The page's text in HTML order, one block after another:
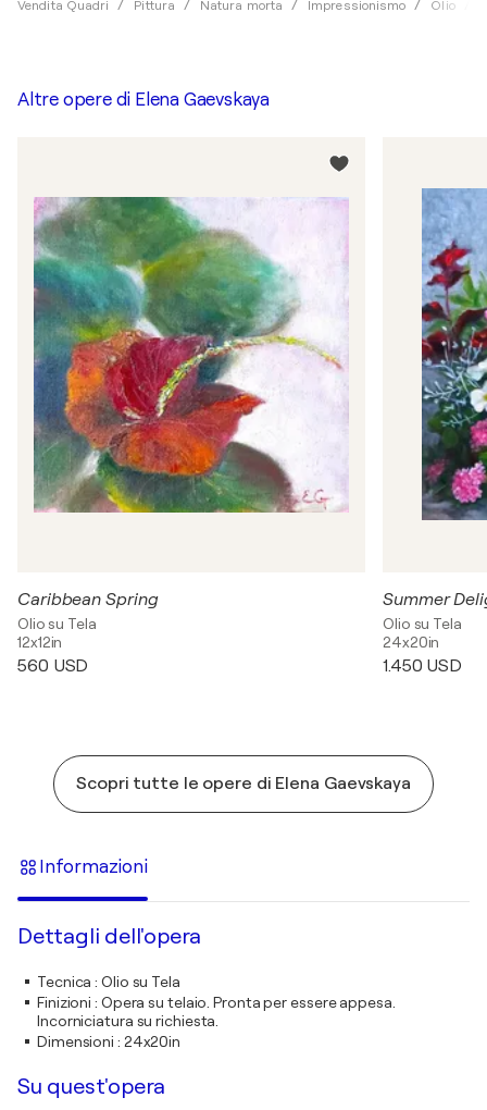
Vendita Quadri Pittura Natura morta Impressionismo Olio
Altre opere di Elena Gaevskaya
Caribbean Spring
Olio su Tela
12x12in
560 USD
Summer
Olio su Tela
24x20in
1.450 USD
Scopri tutte le opere di Elena Gaevskaya
Informazioni
Dettagli dell'opera
Tecnica :Olio su Tela
Finizioni : Opera su telaio. Pronta per essere appesa.
Incorniciatura su richiesta.
Dimensioni : 24x20in
Su quest'opera